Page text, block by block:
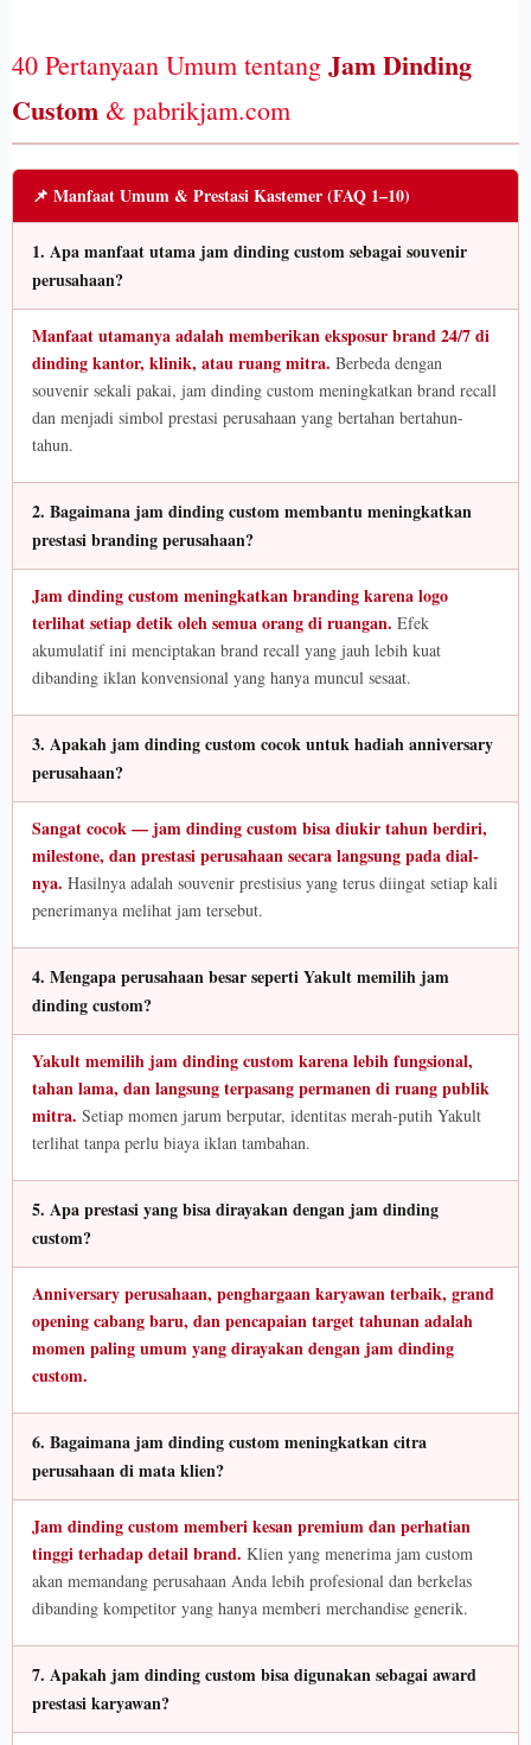
40 Pertanyaan Umum tentang Jam Dinding
Custom & pabrikjam.com
📌 Manfaat Umum & Prestasi Kastemer (FAQ 1–10)
1. Apa manfaat utama jam dinding custom sebagai souvenir
perusahaan?
Manfaat utamanya adalah memberikan eksposur brand 24/7 di
dinding kantor, klinik, atau ruang mitra. Berbeda dengan
souvenir sekali pakai, jam dinding custom meningkatkan brand recall
dan menjadi simbol prestasi perusahaan yang bertahan bertahun-
tahun.
2. Bagaimana jam dinding custom membantu meningkatkan
prestasi branding perusahaan?
Jam dinding custom meningkatkan branding karena logo
terlihat setiap detik oleh semua orang di ruangan. Efek
akumulatif ini menciptakan brand recall yang jauh lebih kuat
dibanding iklan konvensional yang hanya muncul sesaat.
3. Apakah jam dinding custom cocok untuk hadiah anniversary
perusahaan?
Sangat cocok — jam dinding custom bisa diukir tahun berdiri,
milestone, dan prestasi perusahaan secara langsung pada dial-
nya. Hasilnya adalah souvenir prestisius yang terus diingat setiap kali
penerimanya melihat jam tersebut.
4. Mengapa perusahaan besar seperti Yakult memilih jam
dinding custom?
Yakult memilih jam dinding custom karena lebih fungsional,
tahan lama, dan langsung terpasang permanen di ruang publik
mitra. Setiap momen jarum berputar, identitas merah-putih Yakult
terlihat tanpa perlu biaya iklan tambahan.
5. Apa prestasi yang bisa dirayakan dengan jam dinding
custom?
Anniversary perusahaan, penghargaan karyawan terbaik, grand
opening cabang baru, dan pencapaian target tahunan adalah
momen paling umum yang dirayakan dengan jam dinding
custom.
6. Bagaimana jam dinding custom meningkatkan citra
perusahaan di mata klien?
Jam dinding custom memberi kesan premium dan perhatian
tinggi terhadap detail brand. Klien yang menerima jam custom
akan memandang perusahaan Anda lebih profesional dan berkelas
dibanding kompetitor yang hanya memberi merchandise generik.
7. Apakah jam dinding custom bisa digunakan sebagai award
prestasi karyawan?